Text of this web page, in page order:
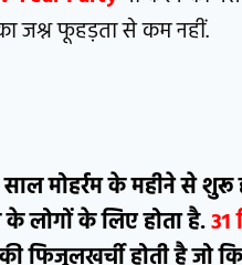
जश्न फूहड़ता से कम नहीं.
मोहर्रम के महीने से
लोगों के लिए होता है.31